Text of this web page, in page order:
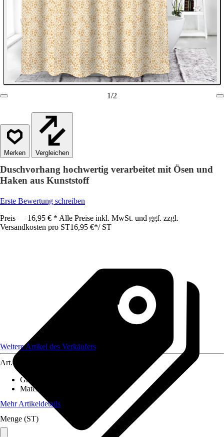
1/2
Vergleichen
Duschvorhang hochwertig verarbeitet mit Ösen und
Haken aus Kunststoff
Erste Bewertung schreiben
Preis — 16,95 € * Alle Preise inkl. MwSt. und ggf. zzgl.
Versandkosten pro ST16,95 €*/ ST
Weitere Artikel des Verkäufers
Art.-Nr.
Grundfarbe
Material
Mehr Artikeldetails
Menge (ST)